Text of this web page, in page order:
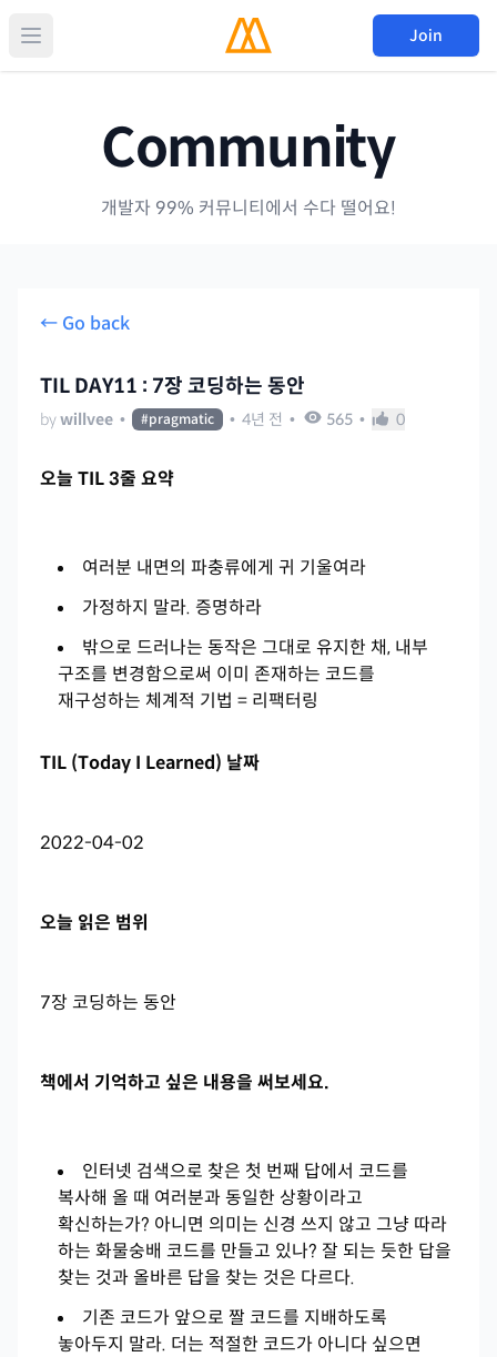
Join
Community
개발자 99% 커뮤니티에서 수다 떨어요!
← Go back
TIL DAY11 : 7장 코딩하는 동안
bywillvee • #pragmatic • 4년 전 • 565 • 0
오늘 TIL 3줄 요약
여러분 내면의 파충류에게 귀 기울여라
가정하지 말라. 증명하라
밖으로 드러나는 동작은 그대로 유지한 채, 내부
구조를 변경함으로써 이미 존재하는 코드를
재구성하는 체계적 기법 = 리팩터링
TIL (Today I Learned) 날짜
2022-04-02
오늘 읽은 범위
7장 코딩하는 동안
책에서 기억하고 싶은 내용을 써보세요.
인터넷 검색으로 찾은 첫 번째 답에서 코드를
복사해 올 때 여러분과 동일한 상황이라고
확신하는가? 아니면 의미는 신경 쓰지 않고 그냥 따라
하는 화물숭배 코드를 만들고 있나? 잘 되는 듯한 답을
찾는 것과 올바른 답을 찾는 것은 다르다.
기존 코드가 앞으로 짤 코드를 지배하도록
놓아두지 말라. 더는 적절한 코드가 아니다 싶으면